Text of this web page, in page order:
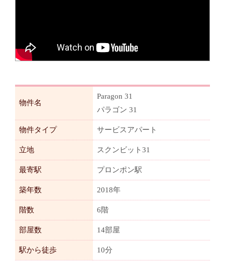
物件名
Paragon 31
パラゴン 31
物件タイプ サービスアパート
立地 スクンビット31
最寄駅 プロンポン駅
築年数 2018年
階数 6階
部屋数 14部屋
駅から徒歩 10分